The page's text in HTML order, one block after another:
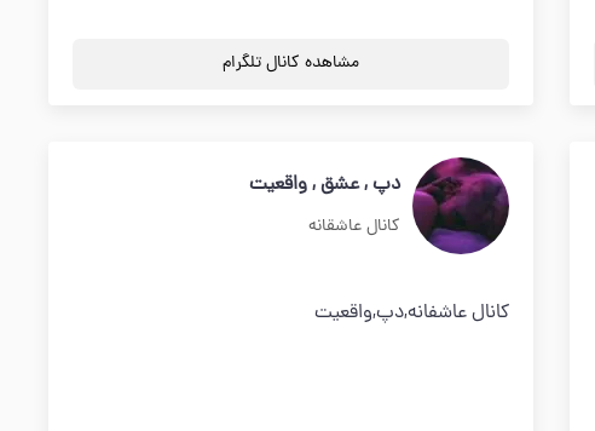
مشاهده کانال تلگرام
دپ , عشق , واقعیت
کانال عاشقانه
کانال عاشفانه,دپ,واقعیت